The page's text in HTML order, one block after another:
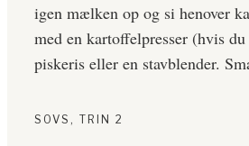
igen mælken op og si henover
med en kartoffelpresser (hvis
piskeris eller en stavblender.
SOVS, TRIN 2